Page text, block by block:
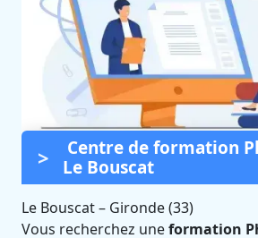
Formation
Bouscat
Certifié Qualiopi et
Centre de formation
Le Bouscat
Le Bouscat– Gironde (33)
Vous recherchez uneformation